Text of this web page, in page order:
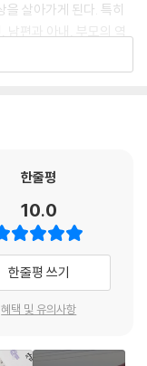
회사에선 리더로써, 또
저마다의 인생의 무게를
채 꾸역꾸역 버티며 살
줄 것이다.
#내부의적#소통의부
구폭발#인생비수기
링#도전의재해석
찰나의 시간을 생각해
그러한 찰나가 존재했
사랑 그리고 이해의 마
살아가게 된다. 특히
남편과 아내, 부모의 역
견하게 되고 힐링과 위
해주며 마음에 난 작은
친구가 될 수 있음에 이
하고, 동료들과 늦은 밤
간부턴 너무 지쳐 아무
앉아 혼자만의 시간을
하고 고민해보았을 법한
하고 싶은 날 맥주 한
한줄평
10.0
한줄평 쓰기
혜택 및 유의사항